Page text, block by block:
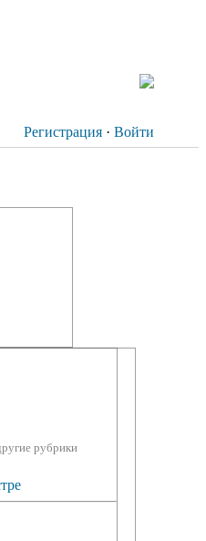
Регистрация · Войти
рубрики